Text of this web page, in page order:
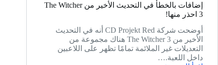
إضافات بالخطأ في التحديث الأخير من The Witcher
3 احذر منها!
أوضحت شركة CD Projekt Red أنه في التحديث
الأخير من The Witcher 3 هناك مجموعة من
التعديلات غير الملائمة تمامًا تظهر على اللاعبين
داخل اللعبة.…